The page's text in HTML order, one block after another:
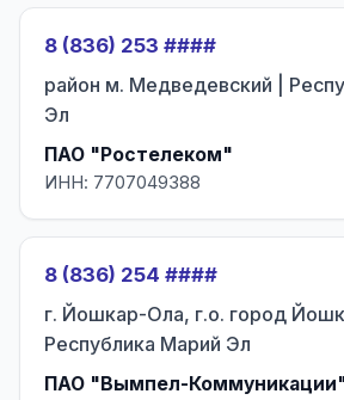
8 (836) 253 ####
район м. Медведевский |
Эл
ПАО "Ростелеком"
ИНН: 7707049388
8 (836) 254 ####
г. Йошкар-Ола, г.о. город
Республика Марий Эл
ПАО "Вымпел-